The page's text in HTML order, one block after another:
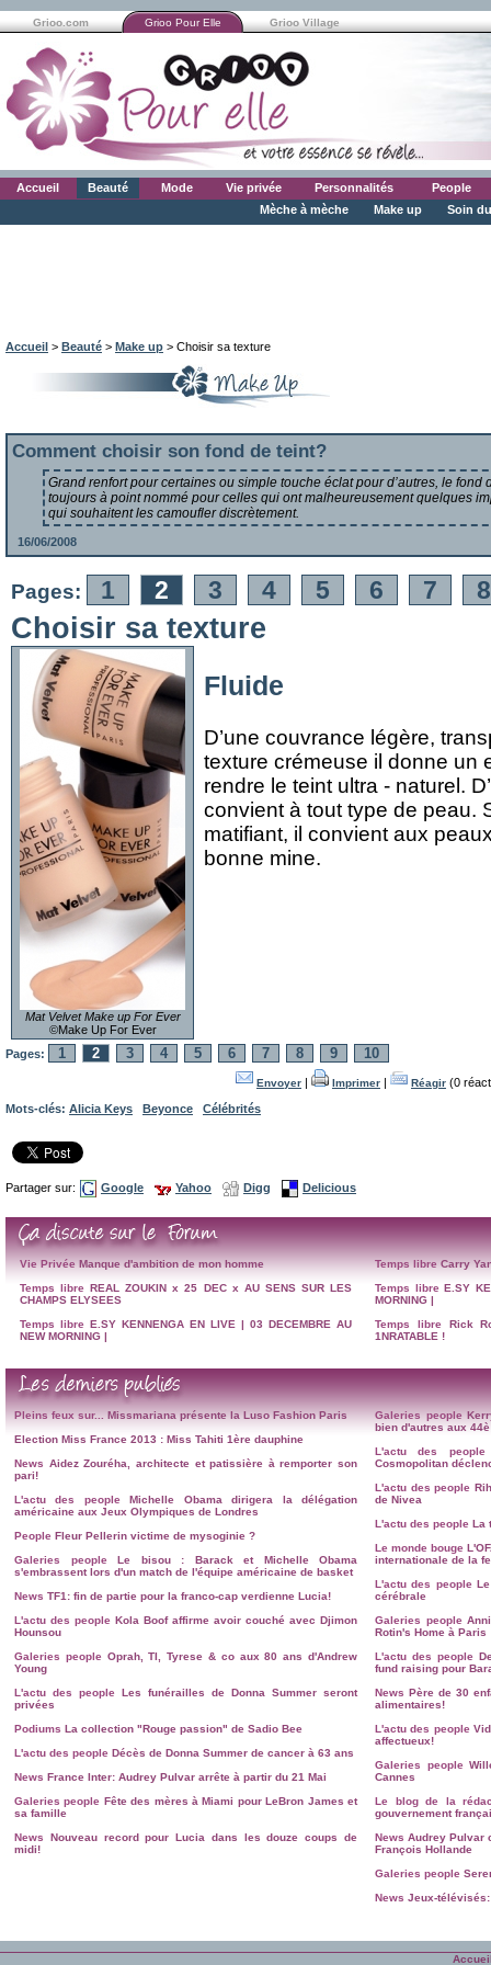
Grioo.com Grioo Pour Elle Grioo Village
Accueil Beauté Mode Vie privée Personnalités
People
Mèche à mèche
Make up Soin
Accueil > Beauté > Make up > Choisir sa texture
Comment choisir son fond de teint?
Grand renfort pour certaines ou simple touche éclat pour d’autres, le fond
toujours à point nommé pour celles qui ont malheureusement quelques
qui souhaitent les camoufler discrètement.
16/06/2008
Pages: 1 2 3 4 5 6 7
Choisir sa texture
Mat Velvet Make up For Ever
©Make Up For Ever
Fluide
D’une couvrance légère,
texture crémeuse il donne un
rendre le teint ultra - naturel.
convient à tout type de peau.
matifiant, il convient aux
bonne mine.
Pages: 1 2 3 4 5 6 7 8 9 10
Envoyer | Imprimer | Réagir (0
Mots-clés: Alicia Keys Beyonce Célébrités
Partager sur: Google Yahoo Digg Delicious
Vie Privée Manque d'ambition de mon homme
Temps libre REAL ZOUKIN x 25 DEC x AU SENS SUR LES
CHAMPS ELYSEES
Temps libre E.SY KENNENGA EN LIVE | 03 DECEMBRE AU
NEW MORNING |
Temps libre Carry
Temps libre E.SY
MORNING |
Temps libre
Rick
1NRATABLE !
Pleins feux sur...
Missmariana présente la Luso Fashion Paris
Election Miss France 2013 : Miss Tahiti 1ère dauphine
News Aidez Zouréha, architecte et patissière à remporter son
pari!
L'actu des people
Michelle Obama dirigera la délégation
américaine aux Jeux Olympiques de Londres
People Fleur Pellerin victime de mysoginie ?
Galeries people
Le bisou : Barack et Michelle Obama
s'embrassent lors d'un match de l'équipe américaine de basket
News TF1: fin de partie pour la franco-cap verdienne Lucia!
L'actu des people Kola Boof affirme avoir couché avec Djimon
Hounsou
Galeries people Oprah, TI, Tyrese & co aux 80 ans d'Andrew
Young
L'actu des people Les funérailles de Donna Summer seront
privées
Podiums La collection "Rouge passion" de Sadio Bee
L'actu des people Décès de Donna Summer de cancer à 63 ans
News France Inter: Audrey Pulvar arrête à partir du 21 Mai
Galeries people Fête des mères à Miami pour LeBron James et
sa famille
News
Nouveau record pour Lucia dans les douze coups de
midi!
Galeries people
bien d'autres aux
L'actu des people
Cosmopolitan
L'actu des people
de Nivea
L'actu des people La
Le monde bouge
internationale de la
L'actu des people
cérébrale
Galeries people
Rotin's Home à Paris
L'actu des people
fund raising pour
News Père de 30
alimentaires!
L'actu des people
affectueux!
Galeries people
Cannes
Le blog de la
gouvernement
News Audrey Pulvar
François Hollande
Galeries people
News Jeux-